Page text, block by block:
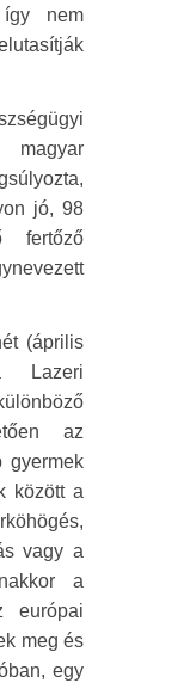
így nem
jó, 98
fertőző
(április
Lazeri
az
gyermek
között a
vagy a
a
európai
meg és
egy